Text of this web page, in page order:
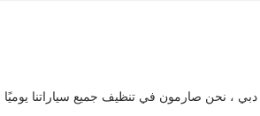
، نحن صارمون في تنظيف جميع سياراتنا يوميًا